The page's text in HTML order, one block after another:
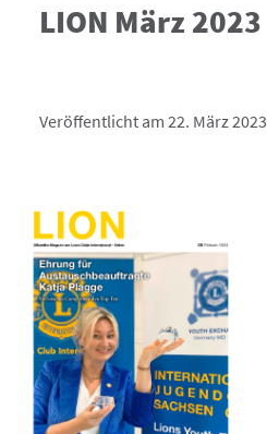
LION März 2023
Veröffentlicht am 22. März 2023